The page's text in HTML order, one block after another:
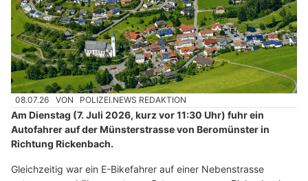
08.07.26 VON POLIZEI.NEWS REDAKTION
Am Dienstag (7. Juli 2026, kurz vor 11:30 Uhr) fuhr ein
Autofahrer auf der Münsterstrasse von Beromünster in
Richtung Rickenbach.
Gleichzeitig war ein E-Bikefahrer auf einer Nebenstrasse